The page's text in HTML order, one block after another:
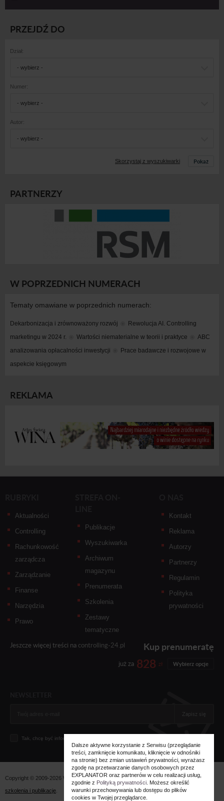
PRZEJDŹ DO
Dział:
- wybierz -
Numer:
- wybierz -
Autor:
- wybierz -
Skorzystaj z wyszukiwarki Pokaż
PARTNERZY
W POPRZEDNICH NUMERACH
Tematy omawiane w poprzednich numerach:
Dekarbonizacja i zrównoważony rozwój
Rewolucja AI. Controlling
marketingu w 2024 r.
Wartości niematerialne w teorii i praktyce
ABC
analizowania opłacalności inwestycji
Prace badawcze i rozwojowe w
aspekcie księgowym
REKLAMA
Aktualności
Controlling
Rachunkowość
zarządcza
Zarządzanie
Finanse
Narzędzia
Prawo
Publikacje
Wyszukiwarka
Archiwum
magazynu
Prenumerata
Szkolenia
Zestawy
tematyczne
Kontakt
Reklama
Autorzy
Partnerzy
Regulamin
Polityka
prywatności
Jeszcze więcej treści na controlling-24.pl Kup prenumeratę
już za 828 zł Wybierz opcje
Zapisz się
Tak, chcę być informowany... (
Copyright © 2009-2026 Wszystkie prawa zastrzeżone. WydawnictwoExplanator -
szkolenia i publikacje
Dalsze aktywne korzystanie z Serwisu (przeglądanie
treści, zamknięcie komunikatu, kliknięcie w odnośniki
na stronie) bez zmian ustawień prywatności, wyrażasz
zgodę na przetwarzanie danych osobowych przez
EXPLANATOR oraz partnerów w celu realizacji usług,
zgodnie z Polityką prywatności . Możesz określić
warunki przechowywania lub dostępu do plików
cookies w Twojej przeglądarce.